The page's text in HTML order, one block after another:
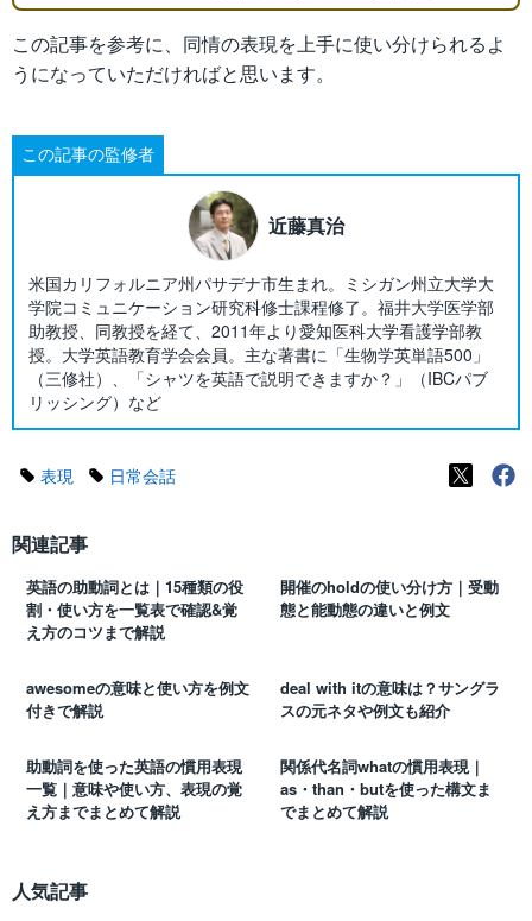
この記事を参考に、同情の表現を上手に使い分けられるよ
うになっていただければと思います。
この記事の監修者
近藤真治
米国カリフォルニア州パサデナ市生まれ。ミシガン州立大学大
学院コミュニケーション研究科修士課程修了。福井大学医学部
助教授、同教授を経て、2011年より愛知医科大学看護学部教
授。大学英語教育学会会員。主な著書に「生物学英単語500」
（三修社）、「シャツを英語で説明できますか？」（IBCパブ
リッシング）など
表現 日常会話
関連記事
英語の助動詞とは｜15種類の役
割・使い方を一覧表で確認&覚
え方のコツまで解説
開催のholdの使い分け方｜受動
態と能動態の違いと例文
awesomeの意味と使い方を例文
付きで解説
deal with itの意味は？サングラ
スの元ネタや例文も紹介
助動詞を使った英語の慣用表現
一覧｜意味や使い方、表現の覚
え方までまとめて解説
関係代名詞whatの慣用表現｜
as・than・butを使った構文ま
でまとめて解説
人気記事